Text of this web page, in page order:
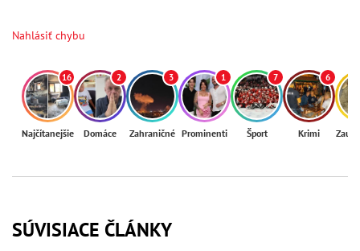
Nahlásiť chybu
16
Najčítanejšie
2
Domáce
3
Zahraničné
1
Prominenti
7
Šport
6
Krimi
SÚVISIACE ČLÁNKY